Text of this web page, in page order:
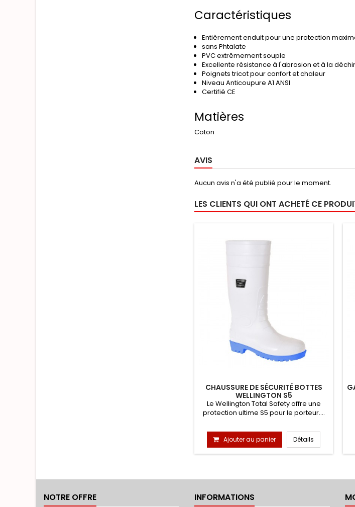
Caractéristiques
Entièrement enduit pour une protection
sans Phtalate
PVC extrêmement souple
Excellente résistance à l'abrasion et à la
Poignets tricot pour confort et chaleur
Niveau Anticoupure A1 ANSI
Certifié CE
Matières
Coton
AVIS
Aucun avis n'a été publié pour le moment.
LES CLIENTS QUI ONT ACHETÉ CE
CHAUSSURE DE SÉCURITÉ BOTTES
WELLINGTON S5
Le Wellington Total Safety offre une
protection ultime S5 pour le porteur....
Ajouter au panier Détails
NOTRE OFFRE INFORMATIONS